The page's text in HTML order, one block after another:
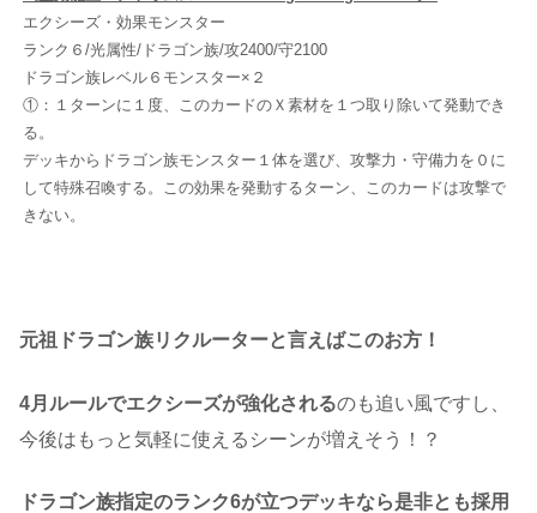
エクシーズ・効果モンスター
ランク６/光属性/ドラゴン族/攻2400/守2100
ドラゴン族レベル６モンスター×２
①：１ターンに１度、このカードのＸ素材を１つ取り除いて発動でき
る。
デッキからドラゴン族モンスター１体を選び、攻撃力・守備力を０に
して特殊召喚する。この効果を発動するターン、このカードは攻撃で
きない。
元祖ドラゴン族リクルーターと言えばこのお方！
4月ルールでエクシーズが強化されるのも追い風ですし、
今後はもっと気軽に使えるシーンが増えそう！？
ドラゴン族指定のランク6が立つデッキなら是非とも採用